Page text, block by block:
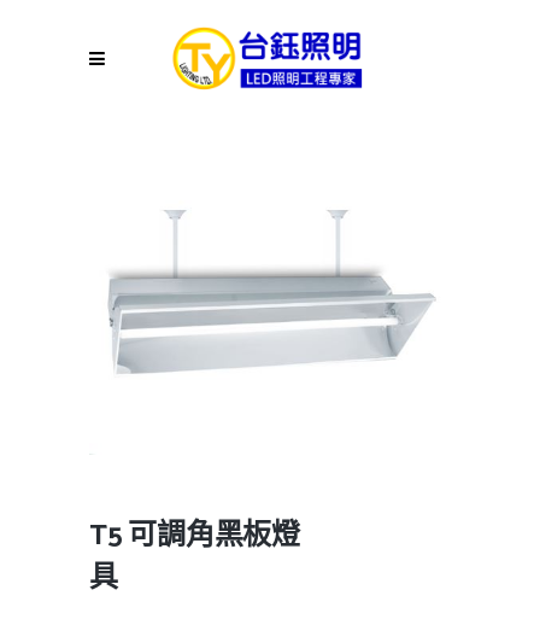
T5 可調角黑板燈
具